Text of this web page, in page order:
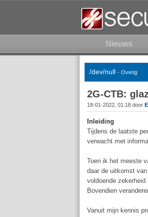
Nieuws
/dev/null - Overig
2G-CTB:
18-01-2022, 01:18 door
Inleiding
Tijdens de laatste
verwacht met
Toen ik het meeste
daar de uitkomst
voldoende
Bovendien
Vanuit mijn kennis